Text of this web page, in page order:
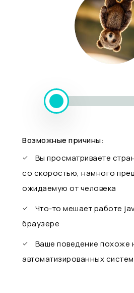
Возможные причины:
Вы просматриваете
со скоростью, намного
ожидаемую от человека
Что-то мешает работе
браузере
Ваше поведение похоже
автоматизированных систем